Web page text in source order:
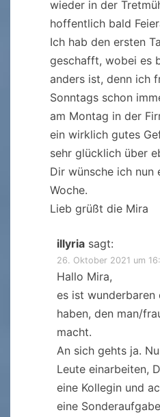
wieder in der
hoffentlich bald
Ich hab den ersten
geschafft, wobei es
anders ist, denn ich
Sonntags schon
am Montag in der
ein wirklich gutes
sehr glücklich über
Dir wünsche ich nun
Woche.
Lieb grüßt die Mira
illyria sagt:
26. Oktober 2021 um
Hallo Mira,
es ist wunderbaren
haben, den man/
macht.
An sich gehts ja.
Leute einarbeiten,
eine Kollegin und
eine